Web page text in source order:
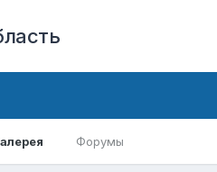
Форумы